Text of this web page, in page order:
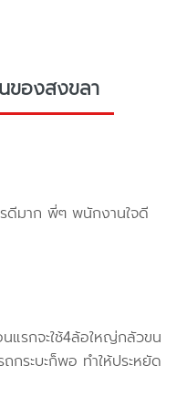
ของสงขลา
รดีมาก พี่ๆ พนักงานใจดี
แรกจะใช้4ล้อใหญ่กลัวขน
ระบะก็พอ ทำให้ประหยัด